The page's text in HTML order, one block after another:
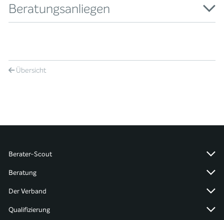
Beratungsanliegen
Übersicht
Berater-Scout
Beratung
Der Verband
Qualifizierung